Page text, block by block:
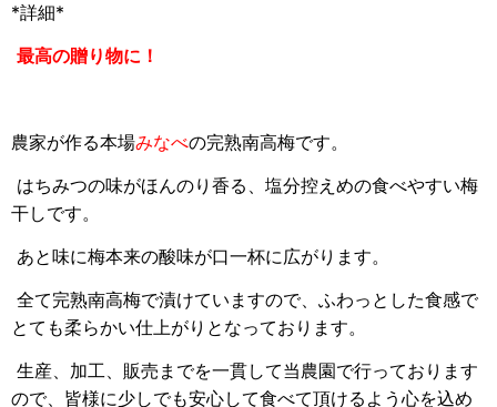
*詳細*
最高の贈り物に！
農家が作る本場みなべの完熟南高梅です。
はちみつの味がほんのり香る、塩分控えめの食べやすい梅
干しです。
あと味に梅本来の酸味が口一杯に広がります。
全て完熟南高梅で漬けていますので、ふわっとした食感で
とても柔らかい仕上がりとなっております。
生産、加工、販売までを一貫して当農園で行っております
ので、皆様に少しでも安心して食べて頂けるよう心を込め